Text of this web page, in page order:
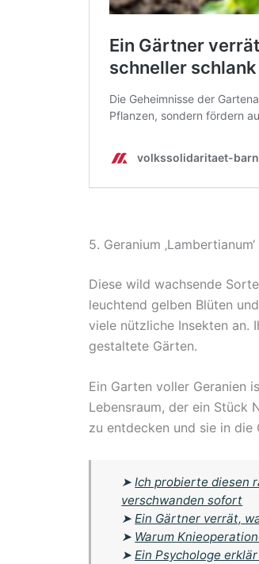
5. Geranium ‚Lambertianum‘
Diese wild wachsende
leuchtend gelben Blüten
viele nützliche Insekten an.
gestaltete Gärten.
Ein Garten voller Geranien
Lebensraum, der ein Stück
zu entdecken und sie in die
➤Ich probierte diesen
verschwanden sofort
➤Ein Gärtner verrät,
➤ Warum
➤Ein Psychologe